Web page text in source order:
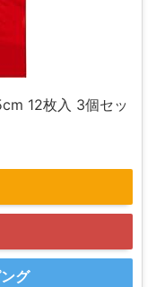
12枚入 3個セッ
グ